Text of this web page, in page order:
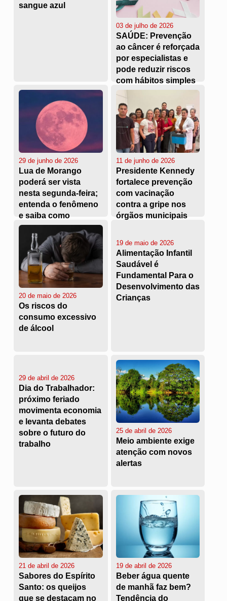
sangue azul
03 de julho de 2026
SAÚDE: Prevenção
ao câncer é reforçada
por especialistas e
pode reduzir riscos
com hábitos simples
29 de junho de 2026
Lua de Morango
poderá ser vista
nesta segunda-feira;
entenda o fenômeno
e saiba como
observar
11 de junho de 2026
Presidente Kennedy
fortalece prevenção
com vacinação
contra a gripe nos
órgãos municipais
20 de maio de 2026
Os riscos do
consumo excessivo
de álcool
19 de maio de 2026
Alimentação Infantil
Saudável é
Fundamental Para o
Desenvolvimento das
Crianças
29 de abril de 2026
Dia do Trabalhador:
próximo feriado
movimenta economia
e levanta debates
sobre o futuro do
trabalho
25 de abril de 2026
Meio ambiente exige
atenção com novos
alertas
21 de abril de 2026
Sabores do Espírito
Santo: os queijos
que se destacam no
19 de abril de 2026
Beber água quente
de manhã faz bem?
Tendência do